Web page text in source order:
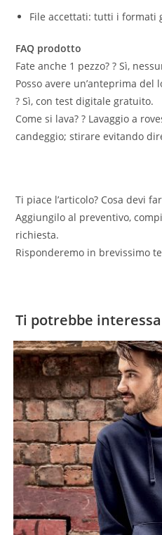
File accettati: tutti i formati
FAQ prodotto
Fate anche 1 pezzo? ? Sì,
Posso avere un’anteprima
? Sì, con test digitale gratuito.
Come si lava? ? Lavaggio a
candeggio; stirare evitando
Ti piace l’articolo? Cosa devi
Aggiungilo al preventivo,
richiesta.
Risponderemo in brevissimo
Ti potrebbe